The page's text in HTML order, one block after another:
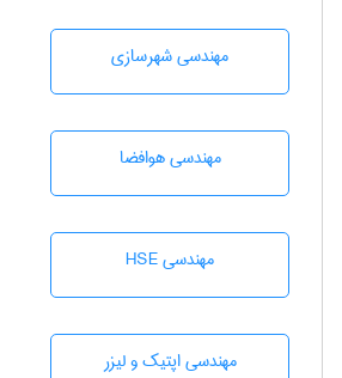
مهندسی شهرسازی
مهندسی هوافضا
مهندسی HSE
مهندسی اپتیک و لیزر